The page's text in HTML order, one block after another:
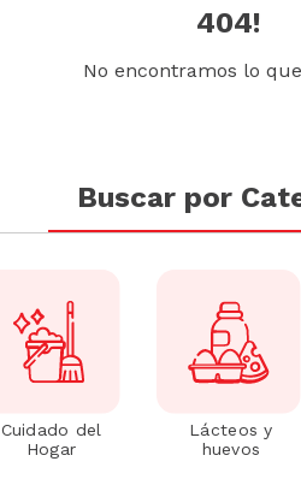
404!
No encontramos lo
Buscar por
Cuidado del
Hogar
Lácteos y
huevos